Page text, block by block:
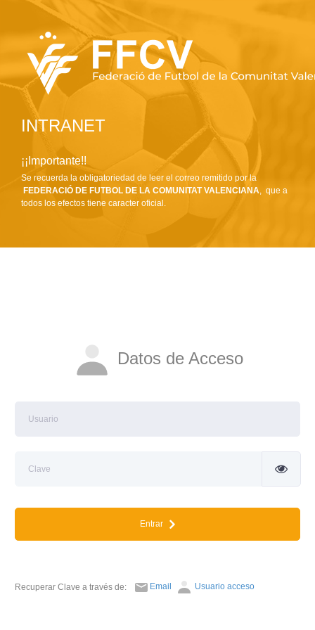
INTRANET
¡¡Importante!!
Se recuerda la obligatoriedad de leer el correo remitido por la
FEDERACIÓ DE FUTBOL DE LA COMUNITAT VALENCIANA, que a
todos los efectos tiene caracter oficial.
Datos de Acceso
Entrar
Recuperar Clave a través de: Email Usuario acceso